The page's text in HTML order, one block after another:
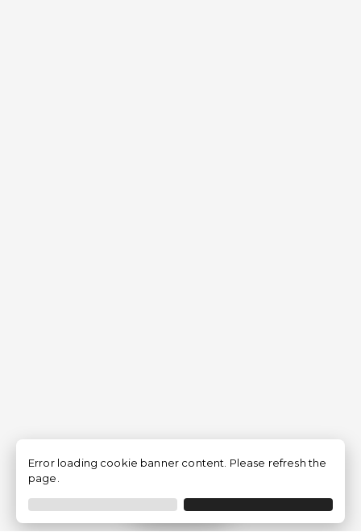
Filtrar
Error loading cookie banner content. Please refresh the
page.